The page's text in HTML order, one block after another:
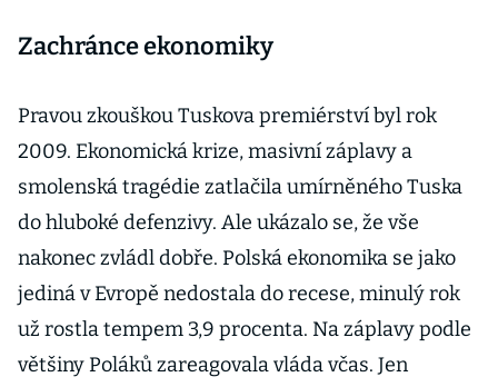
Zachránce ekonomiky
Pravou zkouškou Tuskova premiérství byl rok
2009. Ekonomická krize, masivní záplavy a
smolenská tragédie zatlačila umírněného Tuska
do hluboké defenzivy. Ale ukázalo se, že vše
nakonec zvládl dobře. Polská ekonomika se jako
jediná v Evropě nedostala do recese, minulý rok
už rostla tempem 3,9 procenta. Na záplavy podle
většiny Poláků zareagovala vláda včas. Jen